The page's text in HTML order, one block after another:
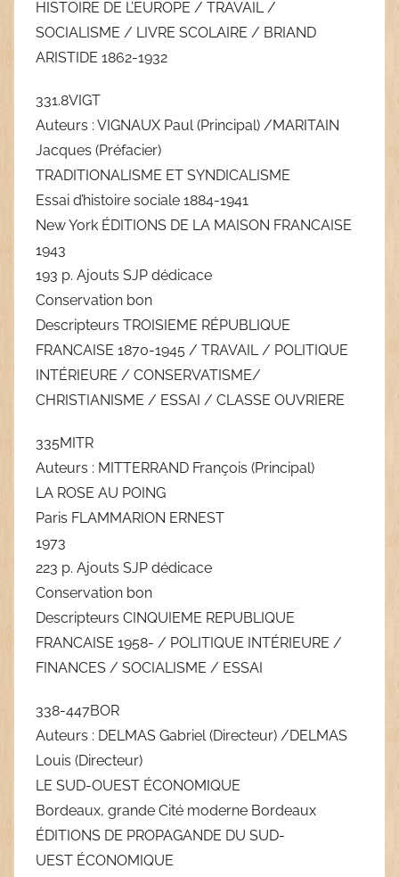
HISTOIRE DE L’EUROPE / TRAVAIL /
SOCIALISME / LIVRE SCOLAIRE / BRIAND
ARISTIDE 1862-1932
331.8VIGT
Auteurs : VIGNAUX Paul (Principal) /MARITAIN
Jacques (Préfacier)
TRADITIONALISME ET SYNDICALISME
Essai d’histoire sociale 1884-1941
New York ÉDITIONS DE LA MAISON FRANCAISE
1943
193 p. Ajouts SJP dédicace
Conservation bon
Descripteurs TROISIEME RÉPUBLIQUE
FRANCAISE 1870-1945 / TRAVAIL / POLITIQUE
INTÉRIEURE / CONSERVATISME/
CHRISTIANISME / ESSAI / CLASSE OUVRIERE
335MITR
Auteurs : MITTERRAND François (Principal)
LA ROSE AU POING
Paris FLAMMARION ERNEST
1973
223 p. Ajouts SJP dédicace
Conservation bon
Descripteurs CINQUIEME REPUBLIQUE
FRANCAISE 1958- / POLITIQUE INTÉRIEURE /
FINANCES / SOCIALISME / ESSAI
338-447BOR
Auteurs : DELMAS Gabriel (Directeur) /DELMAS
Louis (Directeur)
LE SUD-OUEST ÉCONOMIQUE
Bordeaux, grande Cité moderne Bordeaux
ÉDITIONS DE PROPAGANDE DU SUD-
UEST ÉCONOMIQUE